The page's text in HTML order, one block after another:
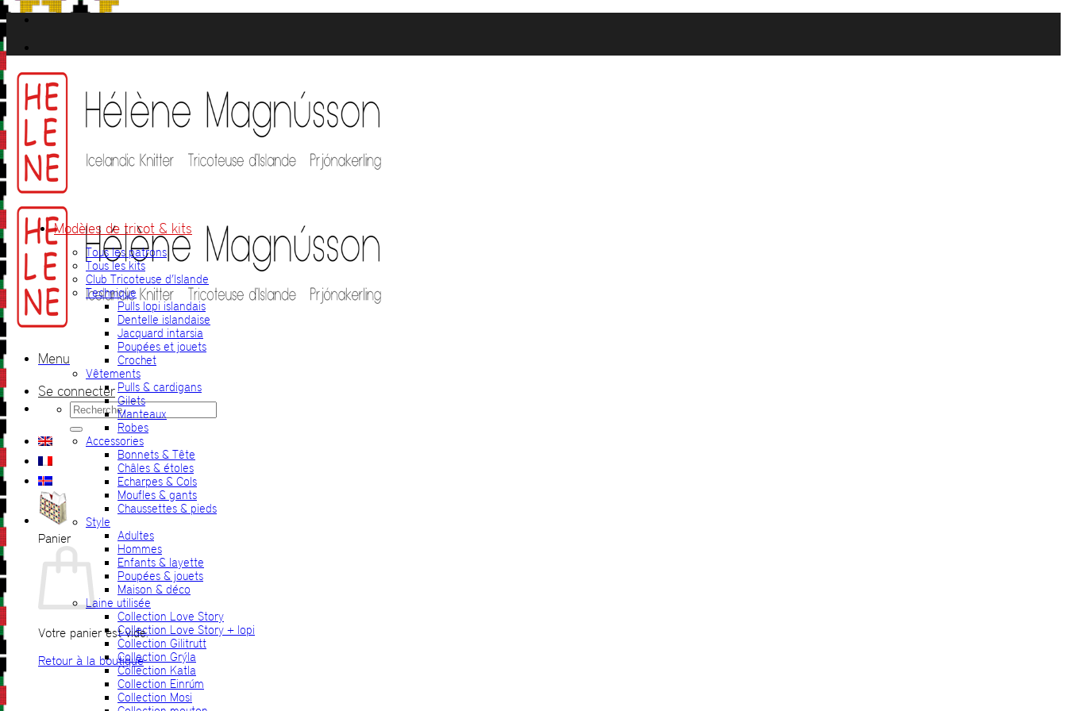
Passer
au
contenu
Menu
Se connecter
Recherche
pour :
Panier
Votre panier est vide.
Retour à la boutique
Modèles de tricot & kits
Tous les patrons
Tous les kits
Club Tricoteuse d’Islande
Technique
Pulls lopi islandais
Dentelle islandaise
Jacquard intarsia
Poupées et jouets
Crochet
Vêtements
Pulls & cardigans
Gilets
Manteaux
Robes
Accessories
Bonnets & Tête
Châles & étoles
Echarpes & Cols
Moufles & gants
Chaussettes & pieds
Style
Adultes
Hommes
Enfants & layette
Poupées & jouets
Maison & déco
Laine utilisée
Collection Love Story
Collection Love Story + lopi
Collection Gilitrutt
Collection Grýla
Collection Katla
Collection Einrúm
Collection Mosi